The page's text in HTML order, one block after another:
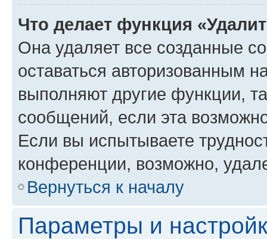
Что делает функция
Она удаляет все созданные
оставаться авторизованным
выполняют другие функции,
сообщений, если эта
Если вы испытываете
конференции, возможно,
Вернуться к началу
Параметры и